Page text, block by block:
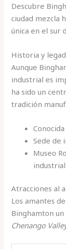
Descubre
ciudad mezcla
única en el sur
Historia y
Aunque
industrial es
ha sido un
tradición
Sede de
Museo
industrial
Atracciones al
Los amantes
Binghamton un
Chenango